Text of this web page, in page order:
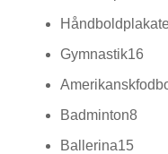
Gymnastik16
Badminton88
Ballerina1515